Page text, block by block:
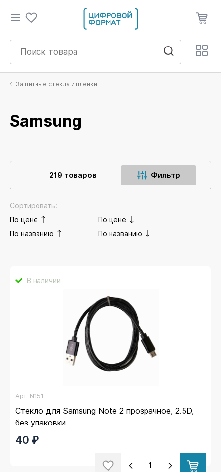
Защитные стекла и пленки
Samsung
219 товаров Фильтр
Сортировать:
По цене
По цене
По названию
По названию
В наличии
Арт. N151
Стекло для Samsung Note 2 прозрачное, 2.5D,
без упаковки
40 ₽